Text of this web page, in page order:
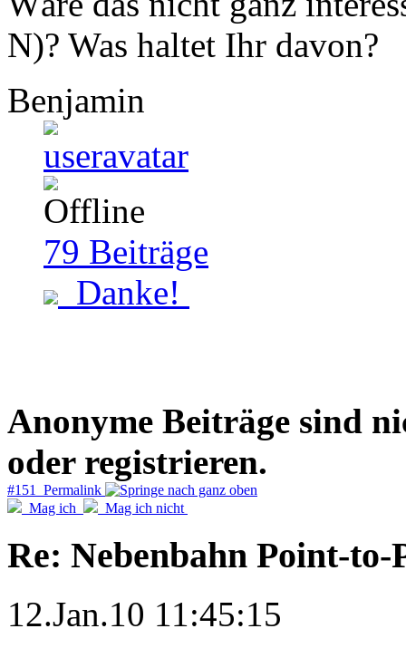
N)? Was haltet Ihr davon?
Benjamin
79 Beiträge
Danke!
Anonyme Beiträge sind
oder registrieren.
#151 Permalink
Mag ich
Mag ich nicht
Re: Nebenbahn Point-to-
12.Jan.10 11:45:15